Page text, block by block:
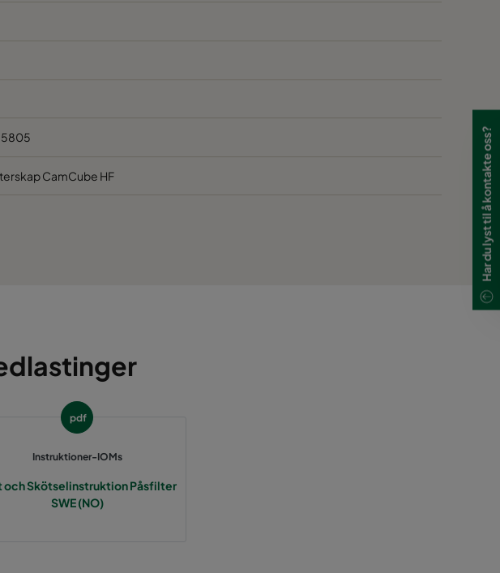
CamCube HF
pdf
Instruktioner-IOMs
och Skötselinstruktion Påsfilter
SWE (NO)
Har du lyst til å kontakte oss?